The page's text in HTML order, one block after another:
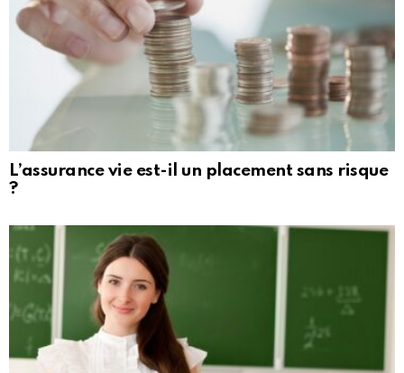
L’assurance vie est-il un placement sans risque
?